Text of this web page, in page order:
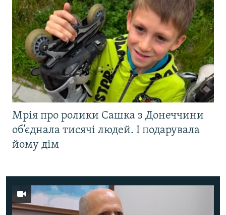
Мрія про ролики Сашка з Донеччини
об’єднала тисячі людей. І подарувала
йому дім